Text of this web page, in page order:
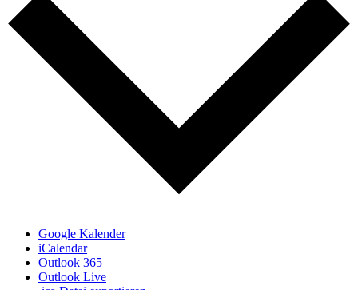
Google Kalender
iCalendar
Outlook 365
Outlook Live